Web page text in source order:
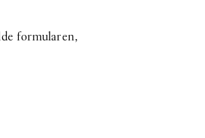
formularen,